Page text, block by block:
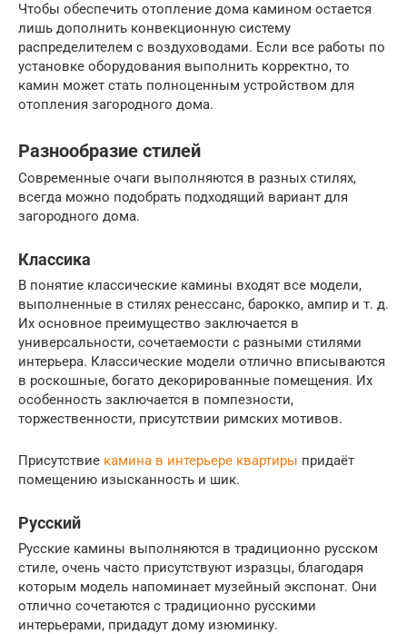
Чтобы обеспечить отопление дома камином остается
лишь дополнить конвекционную систему
распределителем с воздуховодами. Если все работы по
установке оборудования выполнить корректно, то
камин может стать полноценным устройством для
отопления загородного дома.
Разнообразие стилей
Современные очаги выполняются в разных стилях,
всегда можно подобрать подходящий вариант для
загородного дома.
Классика
В понятие классические камины входят все модели,
выполненные в стилях ренессанс, барокко, ампир и т. д.
Их основное преимущество заключается в
универсальности, сочетаемости с разными стилями
интерьера. Классические модели отлично вписываются
в роскошные, богато декорированные помещения. Их
особенность заключается в помпезности,
торжественности, присутствии римских мотивов.
Присутствие камина в интерьере квартиры придаёт
помещению изысканность и шик.
Русский
Русские камины выполняются в традиционно русском
стиле, очень часто присутствуют изразцы, благодаря
которым модель напоминает музейный экспонат. Они
отлично сочетаются с традиционно русскими
интерьерами, придадут дому изюминку.